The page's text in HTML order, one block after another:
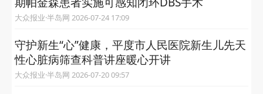
大众报业·半岛网 2026-07-24 17:09
守护新生“心”健康，平度市人民医院新生儿先天
性心脏病筛查科普讲座暖心开讲
大众报业·半岛网 2026-07-20 09:57